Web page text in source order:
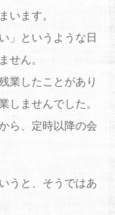
います。
」というような日
せん。
業したことがあり
しませんでした。
ら、定時以降の会
うと、そうではあ